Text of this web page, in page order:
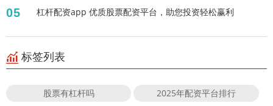
05 杠杆配资app 优质股票配资平台，助您投资轻松赢利
标签列表
股票有杠杆吗 2025年配资平台排行